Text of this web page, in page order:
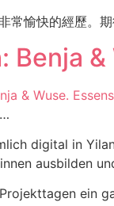
常愉快的經歷。期
Benja
digital in
ausbilden
ein